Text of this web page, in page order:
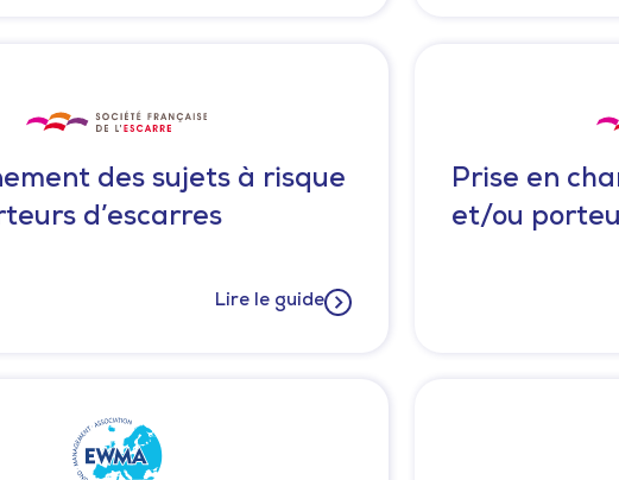
des sujets à risque
d’escarres
Lire le guide
Prise en
et/ou